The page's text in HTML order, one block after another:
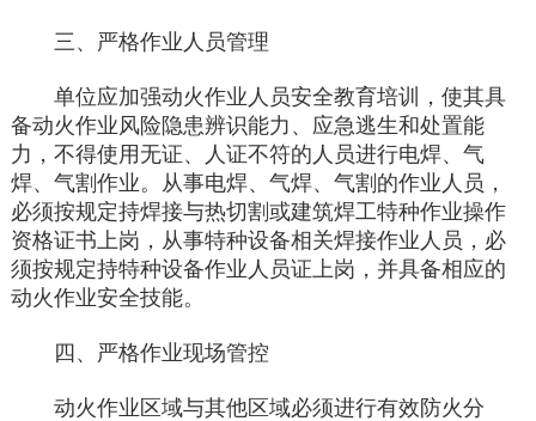
三、严格作业人员管理
单位应加强动火作业人员安全教育培训，使其具
备动火作业风险隐患辨识能力、应急逃生和处置能
力，不得使用无证、人证不符的人员进行电焊、气
焊、气割作业。从事电焊、气焊、气割的作业人员，
必须按规定持焊接与热切割或建筑焊工特种作业操作
资格证书上岗，从事特种设备相关焊接作业人员，必
须按规定持特种设备作业人员证上岗，并具备相应的
动火作业安全技能。
四、严格作业现场管控
动火作业区域与其他区域必须进行有效防火分